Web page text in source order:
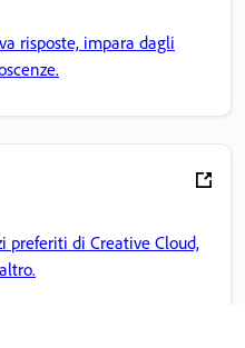
risposte, impara dagli
preferiti di Creative Cloud,